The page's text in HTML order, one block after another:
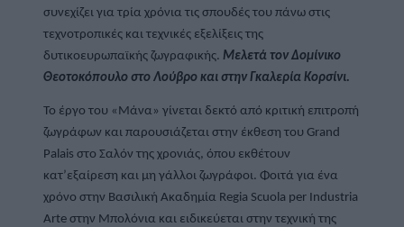
συνεχίζει για τρία χρόνια τις σπουδές του πάνω στις
τεχνοτροπικές και τεχνικές εξελίξεις της
δυτικοευρωπαϊκής ζωγραφικής. Μελετά τον Δομίνικο
Θεοτοκόπουλο στο Λούβρο και στην Γκαλερία Κορσίνι.
Το έργο του «Μάνα» γίνεται δεκτό από κριτική επιτροπή
ζωγράφων και παρουσιάζεται στην έκθεση του Grand
Palais στο Σαλόν της χρονιάς, όπου εκθέτουν
κατ’εξαίρεση και μη γάλλοι ζωγράφοι. Φοιτά για ένα
χρόνο στην Βασιλική Ακαδημία Regia Scuola per Industria
Arte στην Μπολόνια και ειδικεύεται στην τεχνική της